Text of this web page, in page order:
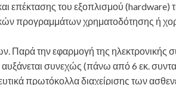
επέκτασης του εξοπλισμού (hardware)
προγραμμάτων χρηματοδότησης ή
Παρά την εφαρμογή της ηλεκτρονικής
συνεχώς (πάνω από 6 εκ.
πρωτόκολλα διαχείρισης των